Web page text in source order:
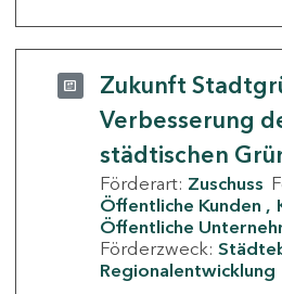
Zukunft
Verbesserung
städtischen
Förderart: Zuschuss
Öffentliche Kunden
Öffentliche
Förderzweck:
Regionalentwicklung